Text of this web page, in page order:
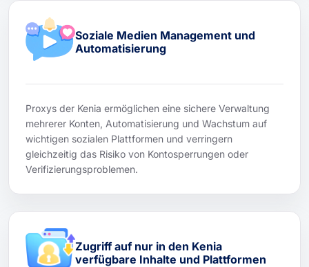
Soziale Medien Management und
Automatisierung
Proxys der Kenia ermöglichen eine sichere Verwaltung
mehrerer Konten, Automatisierung und Wachstum auf
wichtigen sozialen Plattformen und verringern
gleichzeitig das Risiko von Kontosperrungen oder
Verifizierungsproblemen.
Zugriff auf nur in den Kenia
verfügbare Inhalte und Plattformen